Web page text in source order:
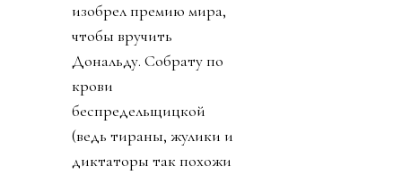
изобрел премию мира,
чтобы вручить
Дональду. Собрату по
крови
беспредельщицкой
(ведь тираны, жулики и
диктаторы так похожи